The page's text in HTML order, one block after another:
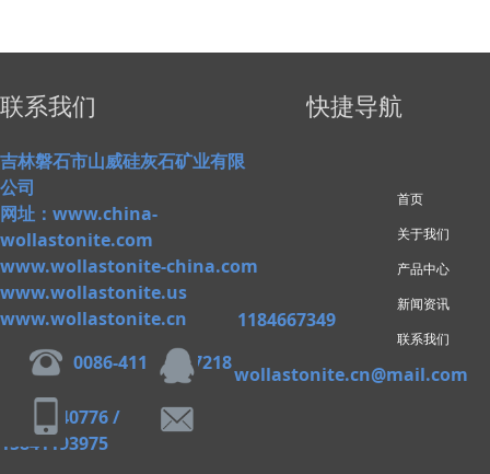
联系我们
吉林磐石市山威硅灰石矿业有限
公司
网址：www.china-
wollastonite.com
www.wollastonite-china.com
www.wollastonite.us
www.wollastonite.cn
0086-411-82827218
13609840776 /
15841193975
1184667349
wollastonite.cn@mail.com
快捷导航
首页
关于我们
产品中心
新闻资讯
联系我们